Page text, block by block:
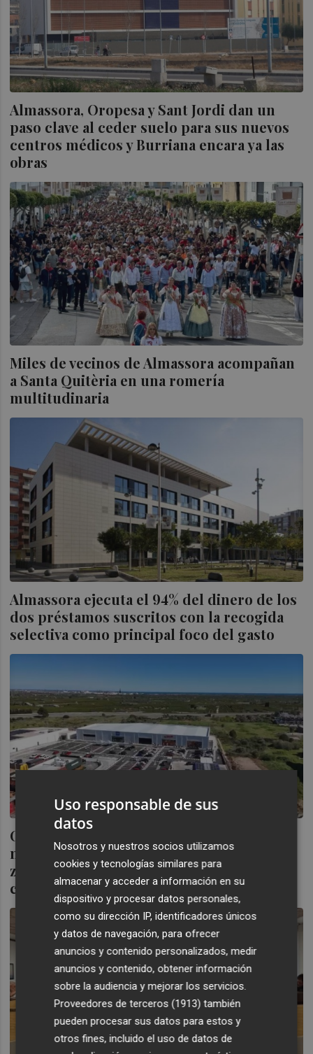
Almassora, Oropesa y Sant Jordi dan un
paso clave al ceder suelo para sus nuevos
centros médicos y Burriana encara ya las
obras
Miles de vecinos de Almassora acompañan
a Santa Quitèria en una romería
multitudinaria
Almassora ejecuta el 94% del dinero de los
dos préstamos suscritos con la recogida
selectiva como principal foco del gasto
Ocho millones de inversión y 15.000
metros cuadrados: Almassora recupera la
zona de Peris Agost con un nuevo parque
comercial
Uso responsable de sus
datos
Nosotros y nuestros socios utilizamos
cookies y tecnologías similares para
almacenar y acceder a información en su
dispositivo y procesar datos personales,
como su dirección IP, identificadores únicos
y datos de navegación, para ofrecer
anuncios y contenido personalizados, medir
anuncios y contenido, obtener información
sobre la audiencia y mejorar los servicios.
Proveedores de terceros (1913) también
pueden procesar sus datos para estos y
otros fines, incluido el uso de datos de